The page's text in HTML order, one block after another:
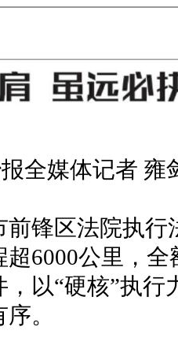
全媒体记者 雍
区法院执行
6000公里，
以“硬核”执
。